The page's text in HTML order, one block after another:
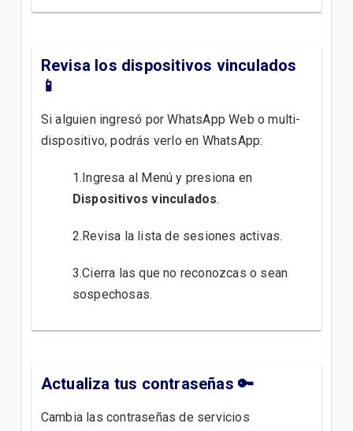
Revisa los dispositivos vinculados
📱
Si alguien ingresó por WhatsApp Web o multi-
dispositivo, podrás verlo en WhatsApp:
1.Ingresa al Menú y presiona en
Dispositivos vinculados.
2.Revisa la lista de sesiones activas.
3.Cierra las que no reconozcas o sean
sospechosas.
Actualiza tus contraseñas 🔑
Cambia las contraseñas de servicios